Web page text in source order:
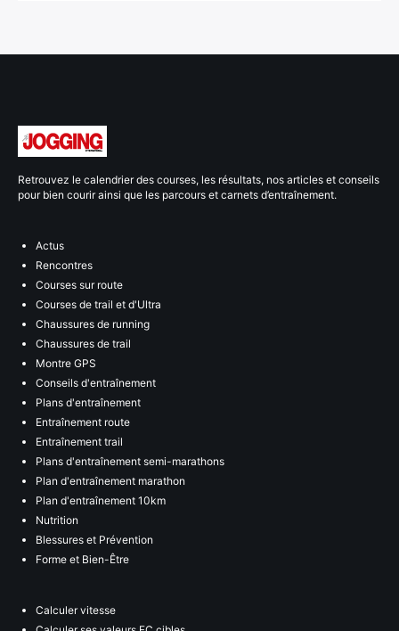
Retrouvez le calendrier des courses, les résultats, nos articles et conseils
pour bien courir ainsi que les parcours et carnets d’entraînement.
Actus
Rencontres
Courses sur route
Courses de trail et d'Ultra
Chaussures de running
Chaussures de trail
Montre GPS
Conseils d'entraînement
Plans d'entraînement
Entraînement route
Entraînement trail
Plans d'entraînement semi-marathons
Plan d'entraînement marathon
Plan d'entraînement 10km
Nutrition
Blessures et Prévention
Forme et Bien-Être
Calculer vitesse